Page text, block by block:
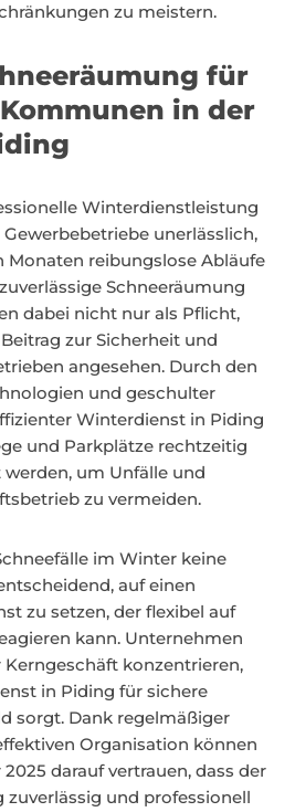
zu meistern.
für
in der
Winterdienstleistung
unerlässlich,
Monaten reibungslose Abläufe
Schneeräumung
dabei nicht nur als Pflicht,
zur Sicherheit und
angesehen. Durch den
und geschulter
Winterdienst in Piding
und Parkplätze rechtzeitig
um Unfälle und
zu vermeiden.
im Winter keine
auf einen
zu setzen, der flexibel auf
kann. Unternehmen
konzentrieren,
in Piding für sichere
sorgt. Dank regelmäßiger
Organisation können
darauf vertrauen, dass der
und professionell